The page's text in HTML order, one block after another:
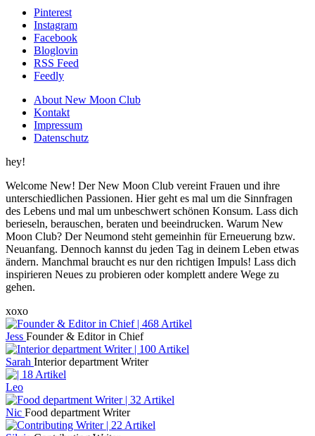
Pinterest
Instagram
Facebook
Bloglovin
RSS Feed
Feedly
About New Moon Club
Kontakt
Impressum
Datenschutz
hey!
Welcome New! Der New Moon Club vereint Frauen und ihre
unterschiedlichen Passionen. Hier geht es mal um die Sinnfragen
des Lebens und mal um unbeschwert schönen Konsum. Lass dich
berieseln, berauschen, beraten und beeindrucken. Warum New
Moon Club? Der Neumond steht gemeinhin für Erneuerung bzw.
Neuanfang. Dennoch kannst du jeden Tag in deinem Leben etwas
ändern. Manchmal braucht es nur den richtigen Impuls! Lass dich
inspirieren Neues zu probieren oder komplett andere Wege zu
gehen.
xoxo
Jess Founder & Editor in Chief
Sarah Interior department Writer
Leo
Nic Food department Writer